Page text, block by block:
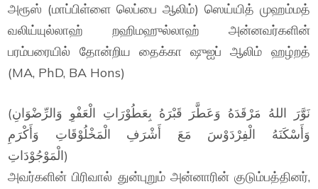
அரூஸ் (மாப்பிள்ளை லெப்பை ஆலிம்) ஸெய்யித் முஹம்மத்
வலிய்யுல்லாஹ் றஹிமஹுல்லாஹ் அன்னவர்களின்
பரம்பரையில் தோன்றிய தைக்கா ஷுஐப் ஆலிம் ஹழ்றத்
(MA, PhD, BA Hons)
(نَوَّرَ اللهُ مَرْقَدَهُ وَعَطَّرَ قَبْرَهُ بِعَطُوْرَاتِ الْعَفْوِ وَالرِّضْوَانِ
وَأَسْكَنَهُ الْفِرْدَوْسَ مَعَ أَشْرَفِ الْمَخْلُوْقَاتِ وَأَكْرَمِ
الْمَوْجُوْدَاتِ)
அவர்களின் பிரிவால் துன்புறும் அன்னாரின் குடும்பத்தினர்,